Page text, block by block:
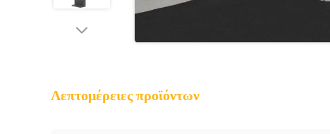
Λεπτομέρειες προϊόντων